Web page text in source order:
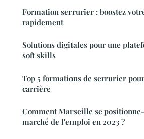
Formation serrurier : boostez
rapidement
Solutions digitales pour une
soft skills
Top 5 formations de serrurier
carrière
Comment Marseille se
marché de l'emploi en 2023 ?